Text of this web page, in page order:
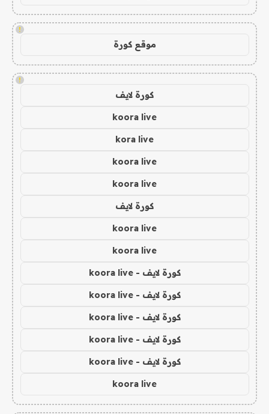
!
موقع كورة
!
كورة لايف
koora live
kora live
koora live
koora live
كورة لايف
koora live
koora live
كورة لايف - koora live
كورة لايف - koora live
كورة لايف - koora live
كورة لايف - koora live
كورة لايف - koora live
koora live